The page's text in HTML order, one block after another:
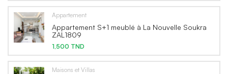
Appartement
Appartement S+1 meublé à La Nouvelle Soukra
ZAL1809
1,500 TND
Maisons et Villas